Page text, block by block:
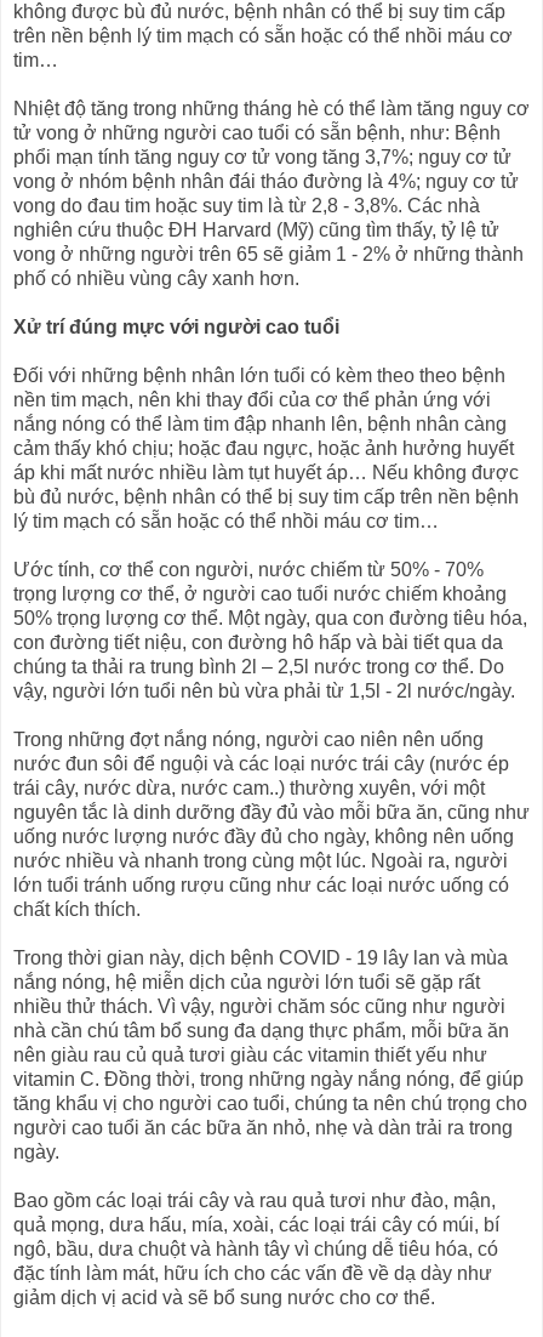
không được bù đủ nước, bệnh nhân có thể bị suy tim cấp
trên nền bệnh lý tim mạch có sẵn hoặc có thể nhồi máu cơ
tim…
Nhiệt độ tăng trong những tháng hè có thể làm tăng nguy cơ
tử vong ở những người cao tuổi có sẵn bệnh, như: Bệnh
phổi mạn tính tăng nguy cơ tử vong tăng 3,7%; nguy cơ tử
vong ở nhóm bệnh nhân đái tháo đường là 4%; nguy cơ tử
vong do đau tim hoặc suy tim là từ 2,8 - 3,8%. Các nhà
nghiên cứu thuộc ĐH Harvard (Mỹ) cũng tìm thấy, tỷ lệ tử
vong ở những người trên 65 sẽ giảm 1 - 2% ở những thành
phố có nhiều vùng cây xanh hơn.
Xử trí đúng mực với người cao tuổi
Đối với những bệnh nhân lớn tuổi có kèm theo theo bệnh
nền tim mạch, nên khi thay đổi của cơ thể phản ứng với
nắng nóng có thể làm tim đập nhanh lên, bệnh nhân càng
cảm thấy khó chịu; hoặc đau ngực, hoặc ảnh hưởng huyết
áp khi mất nước nhiều làm tụt huyết áp… Nếu không được
bù đủ nước, bệnh nhân có thể bị suy tim cấp trên nền bệnh
lý tim mạch có sẵn hoặc có thể nhồi máu cơ tim…
Ước tính, cơ thể con người, nước chiếm từ 50% - 70%
trọng lượng cơ thể, ở người cao tuổi nước chiếm khoảng
50% trọng lượng cơ thể. Một ngày, qua con đường tiêu hóa,
con đường tiết niệu, con đường hô hấp và bài tiết qua da
chúng ta thải ra trung bình 2l – 2,5l nước trong cơ thể. Do
vậy, người lớn tuổi nên bù vừa phải từ 1,5l - 2l nước/ngày.
Trong những đợt nắng nóng, người cao niên nên uống
nước đun sôi để nguội và các loại nước trái cây (nước ép
trái cây, nước dừa, nước cam..) thường xuyên, với một
nguyên tắc là dinh dưỡng đầy đủ vào mỗi bữa ăn, cũng như
uống nước lượng nước đầy đủ cho ngày, không nên uống
nước nhiều và nhanh trong cùng một lúc. Ngoài ra, người
lớn tuổi tránh uống rượu cũng như các loại nước uống có
chất kích thích.
Trong thời gian này, dịch bệnh COVID - 19 lây lan và mùa
nắng nóng, hệ miễn dịch của người lớn tuổi sẽ gặp rất
nhiều thử thách. Vì vậy, người chăm sóc cũng như người
nhà cần chú tâm bổ sung đa dạng thực phẩm, mỗi bữa ăn
nên giàu rau củ quả tươi giàu các vitamin thiết yếu như
vitamin C. Đồng thời, trong những ngày nắng nóng, để giúp
tăng khẩu vị cho người cao tuổi, chúng ta nên chú trọng cho
người cao tuổi ăn các bữa ăn nhỏ, nhẹ và dàn trải ra trong
ngày.
Bao gồm các loại trái cây và rau quả tươi như đào, mận,
quả mọng, dưa hấu, mía, xoài, các loại trái cây có múi, bí
ngô, bầu, dưa chuột và hành tây vì chúng dễ tiêu hóa, có
đặc tính làm mát, hữu ích cho các vấn đề về dạ dày như
giảm dịch vị acid và sẽ bổ sung nước cho cơ thể.